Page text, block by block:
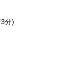
分)